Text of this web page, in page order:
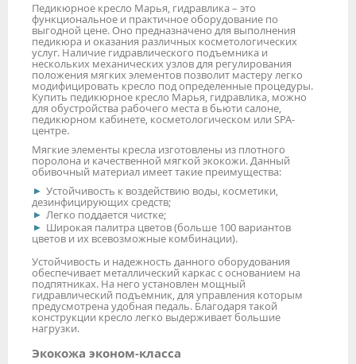
Педикюрное кресло Марья, гидравлика – это
функциональное и практичное оборудование по
выгодной цене. Оно предназначено для выполнения
педикюра и оказания различных косметологических
услуг. Наличие гидравлического подъемника и
нескольких механических узлов для регулирования
положения мягких элементов позволит мастеру легко
модифицировать кресло под определенные процедуры.
Купить педикюрное кресло Марья, гидравлика, можно
для обустройства рабочего места в бьюти салоне,
педикюрном кабинете, косметологическом или SPA-
центре.
Мягкие элементы кресла изготовлены из плотного
поролона и качественной мягкой экокожи. Данный
обивочный материал имеет такие преимущества:
Устойчивость к воздействию воды, косметики,
дезинфицирующих средств;
Легко поддается чистке;
Широкая палитра цветов (больше 100 вариантов
цветов и их всевозможные комбинации).
Устойчивость и надежность данного оборудования
обеспечивает металлический каркас с основанием на
подпятниках. На него установлен мощный
гидравлический подъемник, для управления которым
предусмотрена удобная педаль. Благодаря такой
конструкции кресло легко выдерживает большие
нагрузки.
Экокожа эконом-класса